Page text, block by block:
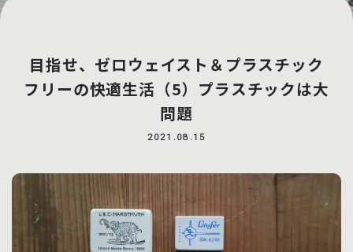
目指せ、ゼロウェイスト＆プラスチック
フリーの快適生活（5）プラスチックは大
問題
2021.08.15